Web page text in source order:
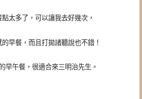
太多了，可以讓我去好幾次，
早餐，而且打拋諸聽說也不錯！
早午餐，很適合來三明治先生。